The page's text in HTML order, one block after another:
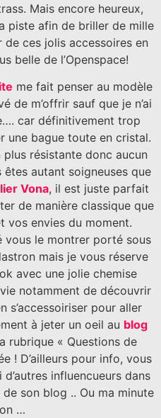
Mais encore heureux,
piste afin de briller de mille
ces jolis accessoires en
belle de l’Openspace!
me fait penser au modèle
de m’offrir sauf que je n’ai
car définitivement trop
une bague toute en cristal.
résistante donc aucun
autant soigneuses que
Vona, il est juste parfait
de manière classique que
vos envies du moment.
vous le montrer porté sous
mais je vous réserve
avec une jolie chemise
notamment de découvrir
s’accessoiriser pour aller
à jeter un oeil au blog
rubrique « Questions de
! D’ailleurs pour info, vous
influencueurs dans
son blog .. Ou ma minute
…